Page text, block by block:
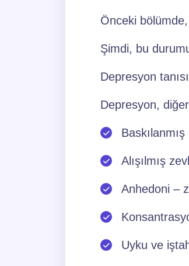
Önceki
Şimdi, bu
Depresyon
Depresyon,
Alışılmış
Anhedoni –
Uyku ve